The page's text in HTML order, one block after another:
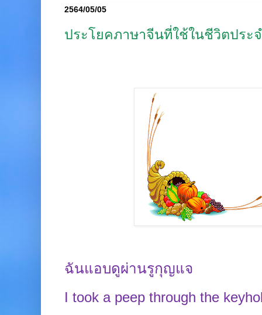
2564/05/05
ประโยคภาษาจีนที่ใช้ในชีวิตประ
ฉันแอบดูผ่านรูกุญแจ
I took a peep through the